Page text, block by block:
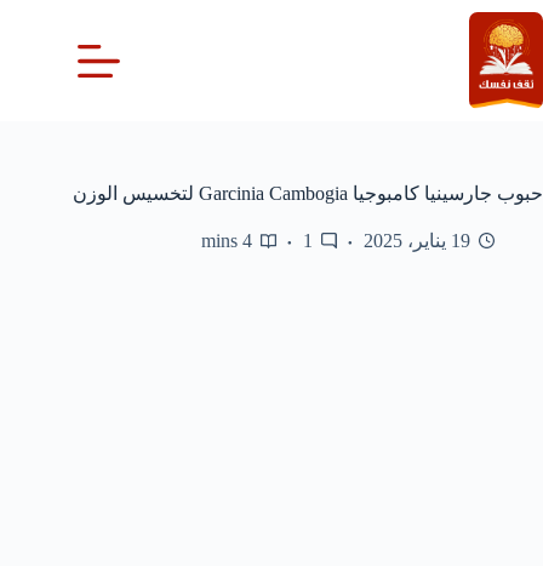
التجاوز
إلى
المحتوى
حبوب جارسينيا كامبوجيا Garcinia Cambogia لتخسيس الوزن
19 يناير، 2025 1
4 mins